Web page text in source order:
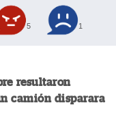
5 1
resultaron
camión disparara